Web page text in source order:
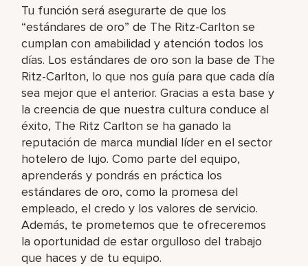
Tu función será asegurarte de que los
“estándares de oro” de The Ritz-Carlton se
cumplan con amabilidad y atención todos los
días. Los estándares de oro son la base de The
Ritz-Carlton, lo que nos guía para que cada día
sea mejor que el anterior. Gracias a esta base y
la creencia de que nuestra cultura conduce al
éxito, The Ritz Carlton se ha ganado la
reputación de marca mundial líder en el sector
hotelero de lujo. Como parte del equipo,
aprenderás y pondrás en práctica los
estándares de oro, como la promesa del
empleado, el credo y los valores de servicio.
Además, te prometemos que te ofreceremos
la oportunidad de estar orgulloso del trabajo
que haces y de tu equipo.